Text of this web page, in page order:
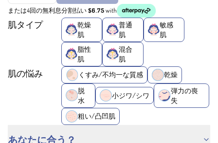
または4回の無利息分割払い$6.75with
肌タイプ
乾燥
肌
普通
肌
敏感
肌
脂性
肌
混合
肌
肌の悩み くすみ/不均一な質感
乾燥
脱
水
小ジワ/シワ
弾力の喪
失
粗い/凸凹肌
あなたに合う？